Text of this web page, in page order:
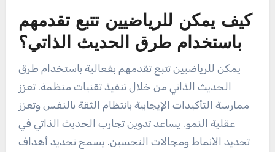
كيف يمكن للرياضيين تتبع تقدمهم
باستخدام طرق الحديث الذاتي؟
يمكن للرياضيين تتبع تقدمهم بفعالية باستخدام طرق
الحديث الذاتي من خلال تنفيذ تقنيات منظمة. تعزز
ممارسة التأكيدات الإيجابية بانتظام الثقة بالنفس وتعزز
عقلية النمو. يساعد تدوين تجارب الحديث الذاتي في
تحديد الأنماط ومجالات التحسين. يسمح تحديد أهداف